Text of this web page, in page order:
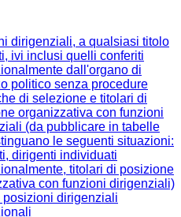
dirigenziali, a qualsiasi titolo
ivi inclusi quelli conferiti
dall'organo di
politico senza procedure
di selezione e titolari di
organizzativa con funzioni
(da pubblicare in tabelle
le seguenti situazioni:
dirigenti individuati
titolari di posizione
con funzioni dirigenziali)
posizioni dirigenziali